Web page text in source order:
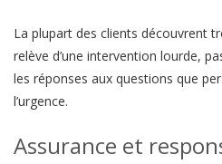
La plupart des clients découvrent
relève d’une intervention lourde,
les réponses aux questions que
l’urgence.
Assurance et